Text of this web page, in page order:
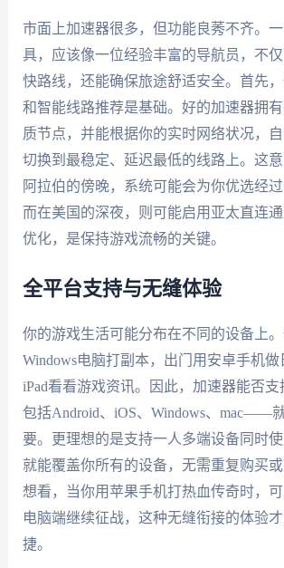
市面上加速器很多，但功能良莠不齐。
具，应该像一位经验丰富的导航员，不
快路线，还能确保旅途舒适安全。首先
和智能线路推荐是基础。好的加速器拥
质节点，并能根据你的实时网络状况，
切换到最稳定、延迟最低的线路上。这
阿拉伯的傍晚，系统可能会为你优选经过
而在美国的深夜，则可能启用亚太直连
优化，是保持游戏流畅的关键。
全平台支持与无缝体验
你的游戏生活可能分布在不同的设备上
Windows电脑打副本，出门用安卓手机做
iPad看看游戏资讯。因此，加速器能否
包括Android、iOS、Windows、mac——
要。更理想的是支持一人多端设备同时
就能覆盖你所有的设备，无需重复购买
想看，当你用苹果手机打热血传奇时，
电脑端继续征战，这种无缝衔接的体验
捷。